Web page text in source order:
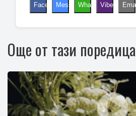
FacebookMessengerWhatsApp
Viber Email
Още от тази поредица